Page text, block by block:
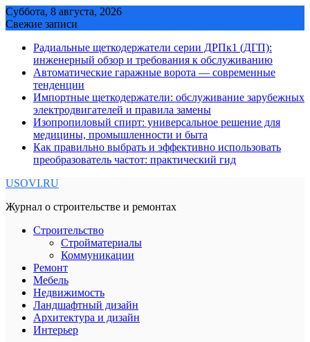
Skip
to
Суббота, 8 августа, 2026
Свежие записи
Радиальные щеткодержатели серии ДРПк1 (ДГП):
инженерный обзор и требования к обслуживанию
Автоматические гаражные ворота — современные
тенденции
Импортные щеткодержатели: обслуживание зарубежных
электродвигателей и правила замены
Изопропиловый спирт: универсальное решение для
медицины, промышленности и быта
Как правильно выбрать и эффективно использовать
преобразователь частот: практический гид
USOVI.RU
Журнал о строительстве и ремонтах
Строительство
Стройматериалы
Коммуникации
Ремонт
Мебель
Недвижимость
Ландшафтный дизайн
Архитектура и дизайн
Интерьер